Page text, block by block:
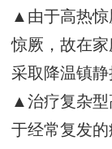
▲由于高热惊
惊厥，故在
采取降温镇静
▲治疗复杂型
于经常复发